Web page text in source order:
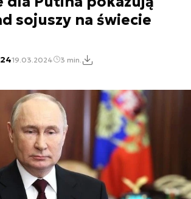
sojuszy na świecie
19.03.2024 3 min.